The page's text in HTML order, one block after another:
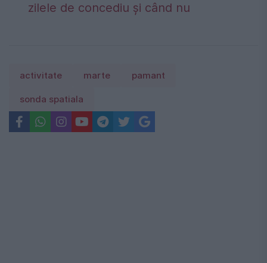
zilele de concediu și când nu
activitate marte pamant
sonda spatiala